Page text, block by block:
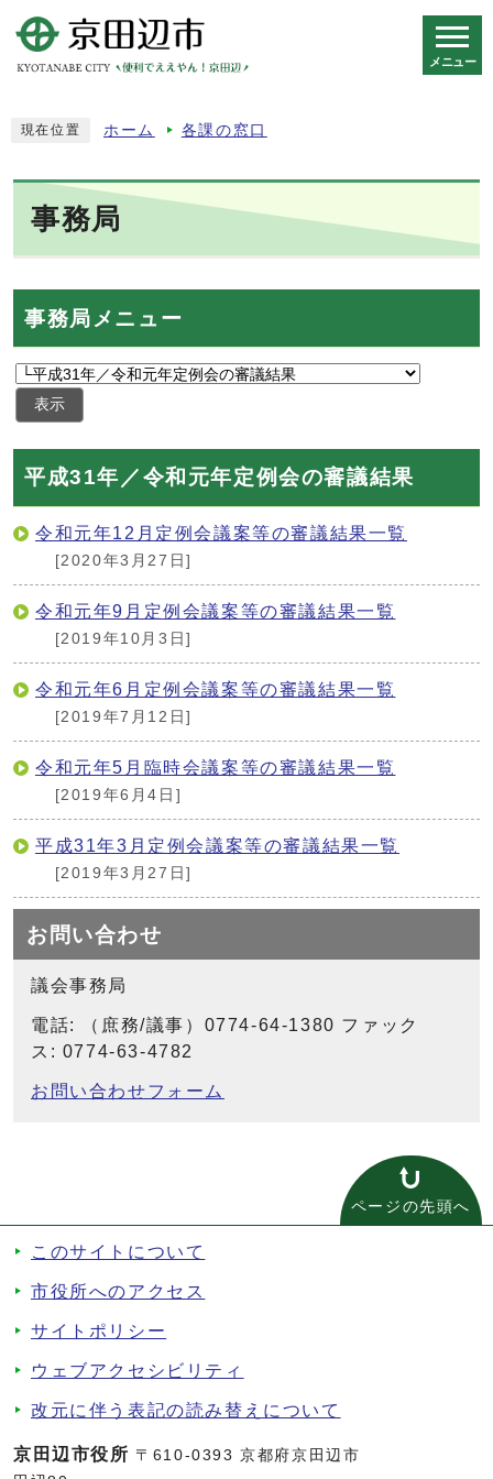
メニュー
現在位置 ホーム 各課の窓口
事務局
事務局メニュー
表示
平成31年／令和元年定例会の審議結果
令和元年12月定例会議案等の審議結果一覧
[2020年3月27日]
令和元年9月定例会議案等の審議結果一覧
[2019年10月3日]
令和元年6月定例会議案等の審議結果一覧
[2019年7月12日]
令和元年5月臨時会議案等の審議結果一覧
[2019年6月4日]
平成31年3月定例会議案等の審議結果一覧
[2019年3月27日]
お問い合わせ
議会事務局
電話: （庶務/議事）0774-64-1380 ファック
ス: 0774-63-4782
お問い合わせフォーム
ページの先頭へ
このサイトについて
市役所へのアクセス
サイトポリシー
ウェブアクセシビリティ
改元に伴う表記の読み替えについて
京田辺市役所 〒610-0393 京都府京田辺市